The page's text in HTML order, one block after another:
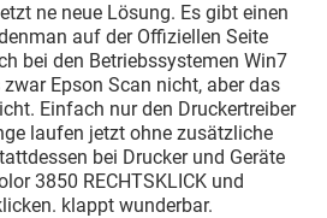
ne neue Lösung. Es gibt einen
auf der Offiziellen Seite
bei den Betriebssystemen Win7
Epson Scan nicht, aber das
Einfach nur den Druckertreiber
laufen jetzt ohne zusätzliche
bei Drucker und Geräte
3850 RECHTSKLICK und
klappt wunderbar.